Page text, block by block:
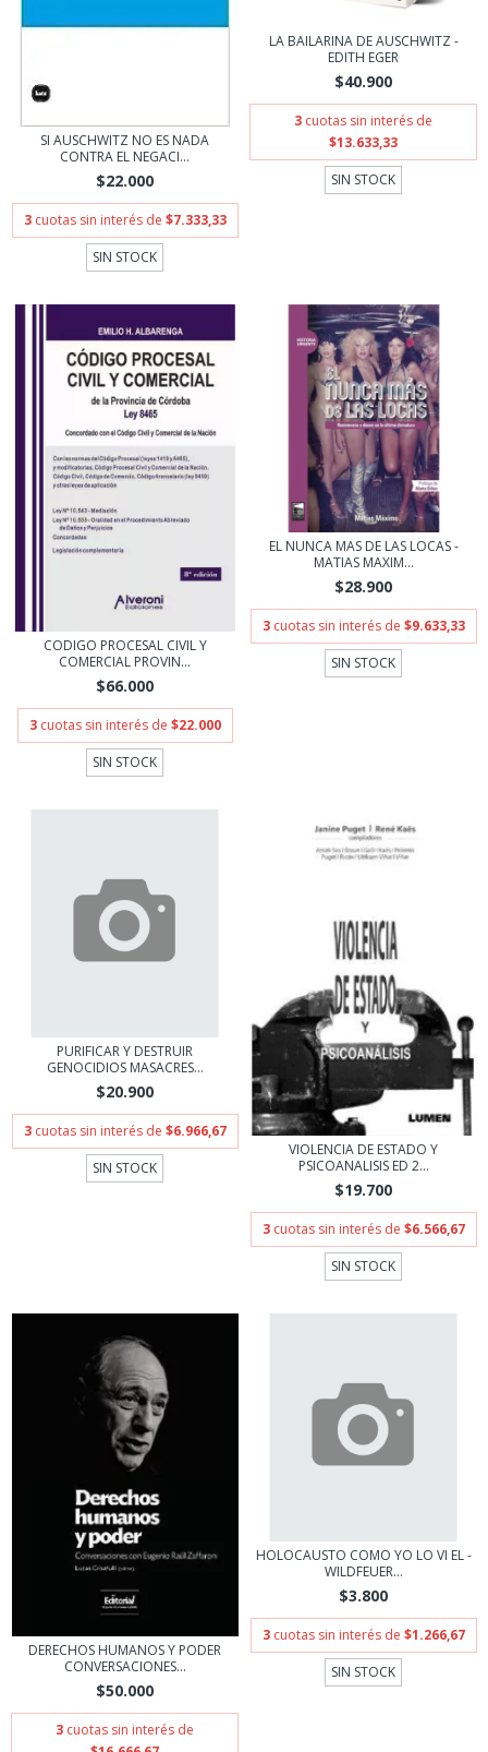
SI AUSCHWITZ NO ES NADA
CONTRA EL NEGACI...
$22.000
3 cuotas sin interés de $7.333,33
SIN STOCK
LA BAILARINA DE AUSCHWITZ -
EDITH EGER
$40.900
3 cuotas sin interés de
$13.633,33
SIN STOCK
CODIGO PROCESAL CIVIL Y
COMERCIAL PROVIN...
$66.000
3 cuotas sin interés de $22.000
SIN STOCK
EL NUNCA MAS DE LAS LOCAS -
MATIAS MAXIM...
$28.900
3 cuotas sin interés de $9.633,33
SIN STOCK
PURIFICAR Y DESTRUIR
GENOCIDIOS MASACRES...
$20.900
3 cuotas sin interés de $6.966,67
SIN STOCK
VIOLENCIA DE ESTADO Y
PSICOANALISIS ED 2...
$19.700
3 cuotas sin interés de $6.566,67
SIN STOCK
DERECHOS HUMANOS Y PODER
CONVERSACIONES...
$50.000
3 cuotas sin interés de
HOLOCAUSTO COMO YO LO VI EL -
WILDFEUER...
$3.800
3 cuotas sin interés de $1.266,67
SIN STOCK